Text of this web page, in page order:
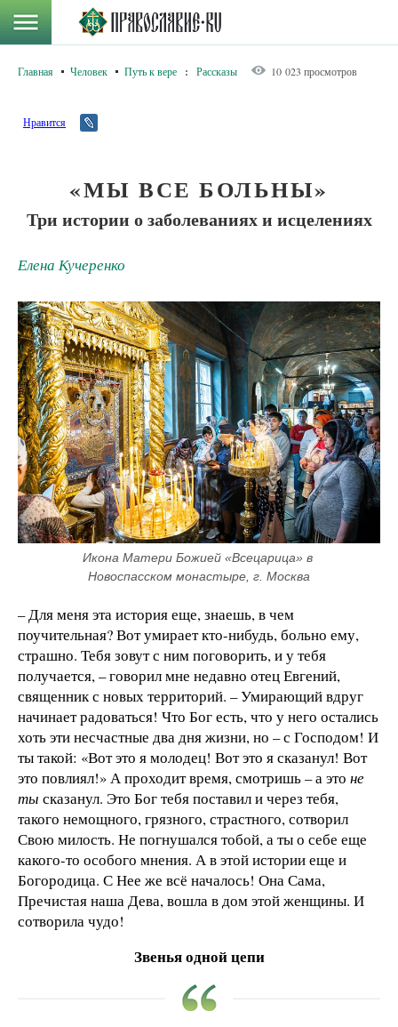
Главная Человек Путь к вере : Рассказы 10 023 просмотров
Нравится
«МЫ ВСЕ БОЛЬНЫ»
Три истории о заболеваниях и исцелениях
Елена Кучеренко
Икона Матери Божией «Всецарица» в
Новоспасском монастыре, г. Москва
– Для меня эта история еще, знаешь, в чем
поучительная? Вот умирает кто-нибудь, больно ему,
страшно. Тебя зовут с ним поговорить, и у тебя
получается, – говорил мне недавно отец Евгений,
священник с новых территорий. – Умирающий вдруг
начинает радоваться! Что Бог есть, что у него остались
хоть эти несчастные два дня жизни, но – с Господом! И
ты такой: «Вот это я молодец! Вот это я сказанул! Вот
это повлиял!» А проходит время, смотришь – а это не
ты сказанул. Это Бог тебя поставил и через тебя,
такого немощного, грязного, страстного, сотворил
Свою милость. Не погнушался тобой, а ты о себе еще
какого-то особого мнения. А в этой истории еще и
Богородица. С Нее же всё началось! Она Сама,
Пречистая наша Дева, вошла в дом этой женщины. И
сотворила чудо!
Звенья одной цепи